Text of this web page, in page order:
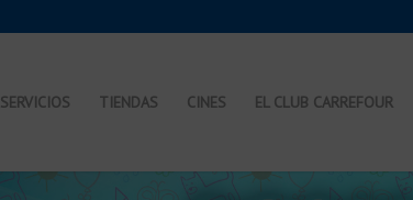
SERVICIOS TIENDAS CINES EL CLUB CARREFOUR